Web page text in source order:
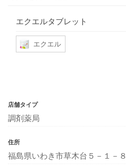
エクエルタブレット
エクエル
店舗タイプ
調剤薬局
住所
福島県いわき市草木台５－１－８